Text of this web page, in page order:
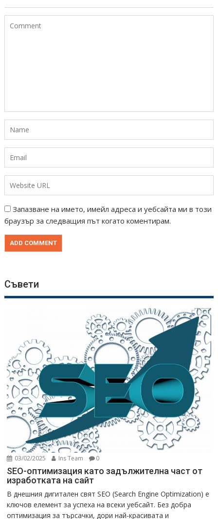
Запазване на името, имейл адреса и уебсайта ми в този
браузър за следващия път когато коментирам.
Съвети
03/02/2025 Ins Team 0
SEO-оптимизация като задължителна част от
изработката на сайт
В днешния дигитален свят SEO (Search Engine Optimization) е
ключов елемент за успеха на всеки уебсайт. Без добра
оптимизация за търсачки, дори най-красивата и